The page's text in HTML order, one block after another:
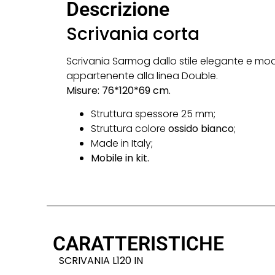
Descrizione
Scrivania corta
Scrivania Sarmog dallo stile elegante e
appartenente alla linea Double.
Misure: 76*120*69 cm.
Struttura spessore 25 mm;
Struttura colore ossido bianco;
Made in Italy;
Mobile in kit.
CARATTERISTICHE
SCRIVANIA L120 IN